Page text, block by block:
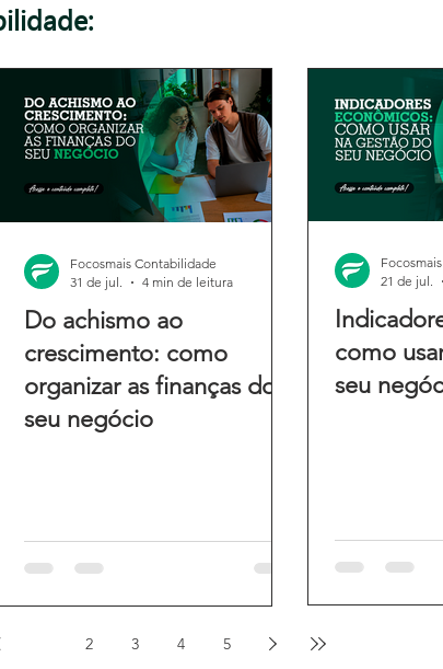
Do achismo ao
crescimento: como
organizar as finanças do
seu negócio
Focosmais Contabilidade
31 de jul.
4 min de leitura
como
seu
21 de jul.
2 3 4 5